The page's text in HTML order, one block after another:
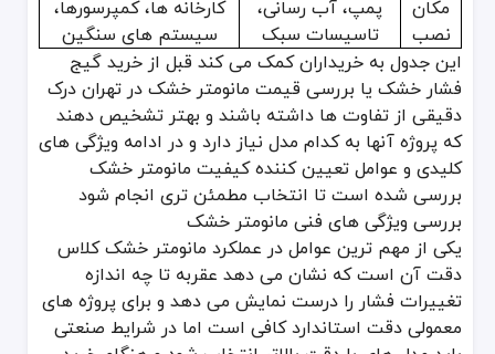
مکان
نصب
پمپ، آب رسانی،
تاسیسات سبک
کارخانه ها، کمپرسورها،
سیستم های سنگین
این جدول به خریداران کمک می کند قبل از خرید گیج
فشار خشک یا بررسی قیمت مانومتر خشک در تهران درک
دقیقی از تفاوت ها داشته باشند و بهتر تشخیص دهند
که پروژه آنها به کدام مدل نیاز دارد و در ادامه ویژگی های
کلیدی و عوامل تعیین کننده کیفیت مانومتر خشک
بررسی شده است تا انتخاب مطمئن تری انجام شود
بررسی ویژگی های فنی مانومتر خشک
یکی از مهم ترین عوامل در عملکرد مانومتر خشک کلاس
دقت آن است که نشان می دهد عقربه تا چه اندازه
تغییرات فشار را درست نمایش می دهد و برای پروژه های
معمولی دقت استاندارد کافی است اما در شرایط صنعتی